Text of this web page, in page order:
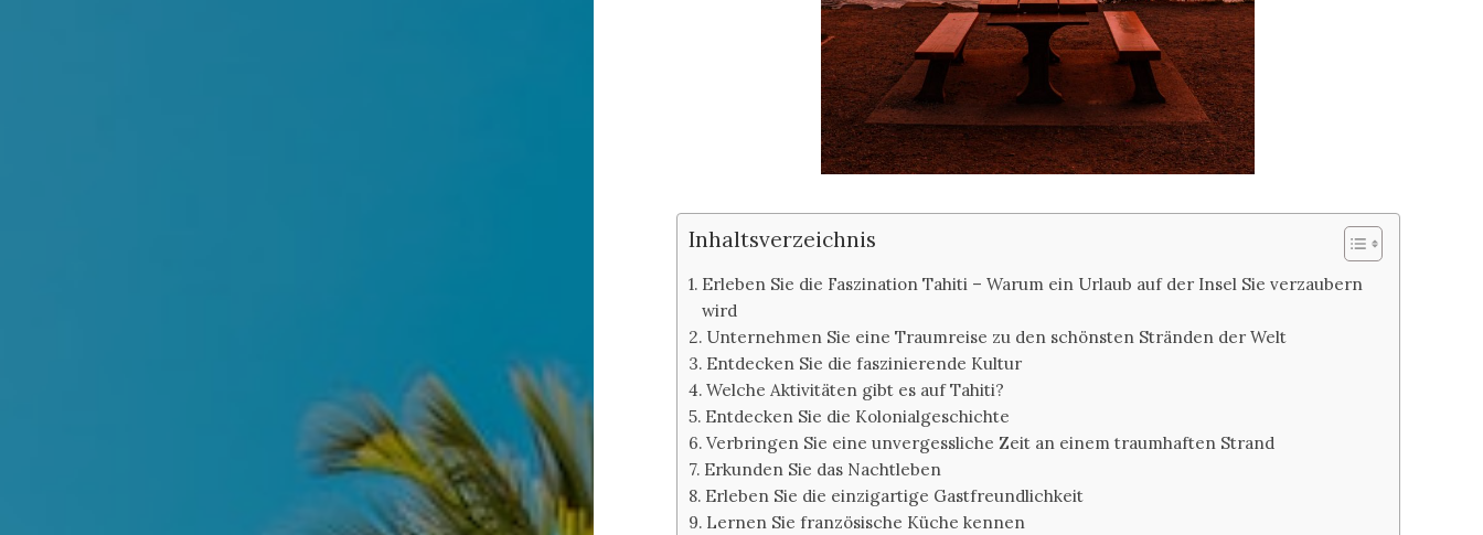
Inhaltsverzeichnis
Erleben Sie die Faszination Tahiti – Warum ein Urlaub auf der Insel Sie verzaubern
wird
Unternehmen Sie eine Traumreise zu den schönsten Stränden der Welt
Entdecken Sie die faszinierende Kultur
Welche Aktivitäten gibt es auf Tahiti?
Entdecken Sie die Kolonialgeschichte
Verbringen Sie eine unvergessliche Zeit an einem traumhaften Strand
Erkunden Sie das Nachtleben
Erleben Sie die einzigartige Gastfreundlichkeit
Lernen Sie französische Küche kennen